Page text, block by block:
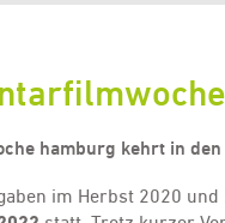
hamburg kehrt in
im Herbst 2020